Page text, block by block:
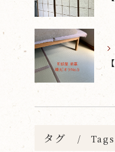
タグ Tags